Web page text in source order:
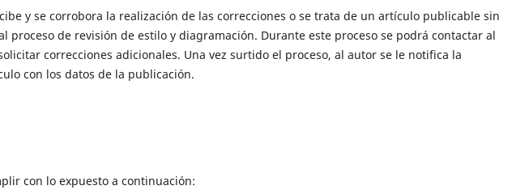
y se corrobora la realización de las correcciones o se trata de un artículo publicable sin
proceso de revisión de estilo y diagramación. Durante este proceso se podrá contactar al
correcciones adicionales. Una vez surtido el proceso, al autor se le notifica la
con los datos de la publicación.
con lo expuesto a continuación: